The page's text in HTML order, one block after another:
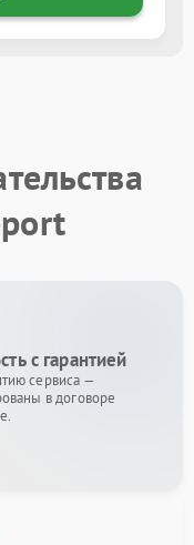
с гарантией
сервиса —
в договоре